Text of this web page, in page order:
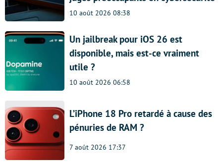
10 août 2026 08:38
Un jailbreak pour iOS 26 est
disponible, mais est-ce vraiment
utile ?
10 août 2026 06:58
L’iPhone 18 Pro retardé à cause des
pénuries de RAM ?
7 août 2026 17:37